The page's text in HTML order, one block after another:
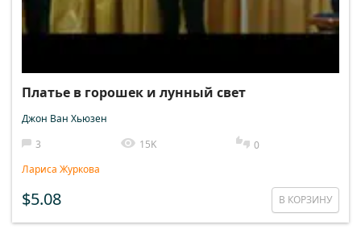
Платье в горошек и лунный свет
Джон Ван Хьюзен
3
15K
0
Лариса Журкова
$5.08 В КОРЗИНУ